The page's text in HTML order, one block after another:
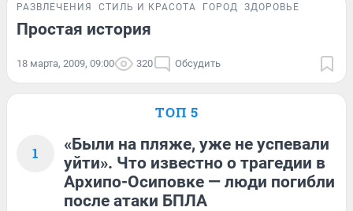
РАЗВЛЕЧЕНИЯ СТИЛЬ И КРАСОТА ГОРОД ЗДОРОВЬЕ
Простая история
18 марта, 2009, 09:00 320 Обсудить
ТОП 5
1
«Были на пляже, уже не успевали
уйти». Что известно о трагедии в
Архипо-Осиповке — люди погибли
после атаки БПЛА